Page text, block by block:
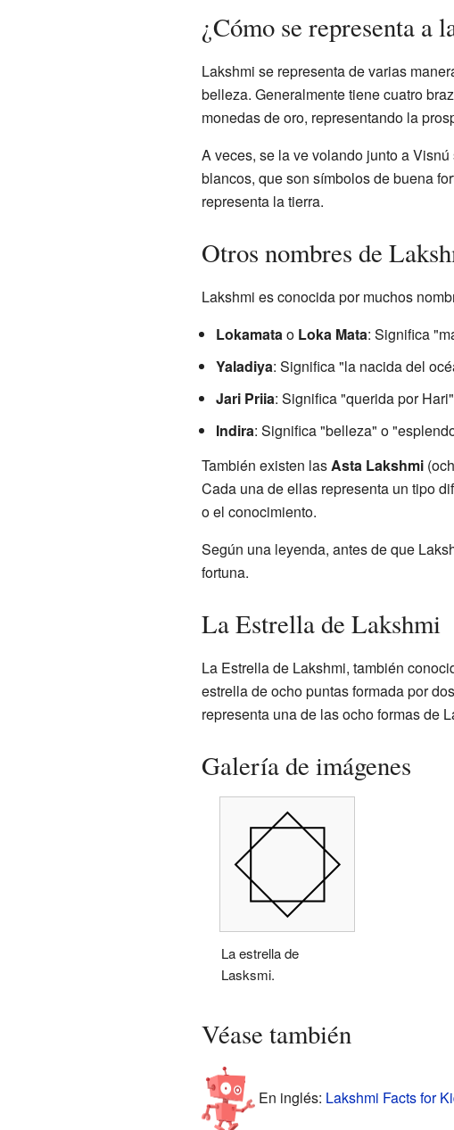
¿Cómo se representa a
Lakshmi se representa de varias
belleza. Generalmente tiene cuatro
monedas de oro, representando la
A veces, se la ve volando junto a
blancos, que son símbolos de buena
representa la tierra.
Otros nombres de
Lakshmi es conocida por muchos
Lokamatao Loka Mata: Significa
Yaladiya: Significa "la nacida del
Jari Priia: Significa "querida por
Indira: Significa "belleza" o
También existen lasAsta Lakshmi
Cada una de ellas representa un tipo
o el conocimiento.
Según una leyenda, antes de que
fortuna.
La Estrella de Lakshmi
La Estrella de Lakshmi, también
estrella de ocho puntas formada por
representa una de las ocho formas de
Galería de imágenes
La estrella de
Lasksmi.
Véase también
En inglés: Lakshmi Facts for